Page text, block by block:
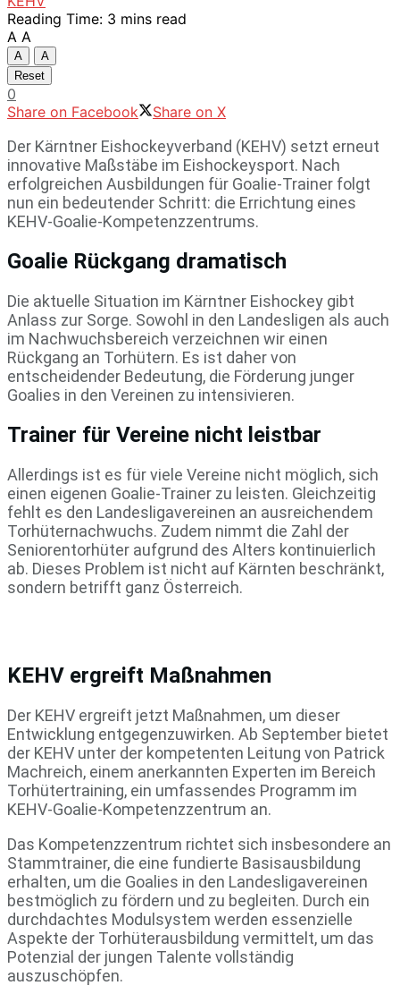
Reading Time: 3 mins read
A A
A
A
Reset
0
Share on Facebook
Share on X
Der Kärntner Eishockeyverband (KEHV) setzt erneut
innovative Maßstäbe im Eishockeysport. Nach
erfolgreichen Ausbildungen für Goalie-Trainer folgt
nun ein bedeutender Schritt: die Errichtung eines
KEHV-Goalie-Kompetenzzentrums.
Goalie Rückgang dramatisch
Die aktuelle Situation im Kärntner Eishockey gibt
Anlass zur Sorge. Sowohl in den Landesligen als auch
im Nachwuchsbereich verzeichnen wir einen
Rückgang an Torhütern. Es ist daher von
entscheidender Bedeutung, die Förderung junger
Goalies in den Vereinen zu intensivieren.
Trainer für Vereine nicht leistbar
Allerdings ist es für viele Vereine nicht möglich, sich
einen eigenen Goalie-Trainer zu leisten. Gleichzeitig
fehlt es den Landesligavereinen an ausreichendem
Torhüternachwuchs. Zudem nimmt die Zahl der
Seniorentorhüter aufgrund des Alters kontinuierlich
ab. Dieses Problem ist nicht auf Kärnten beschränkt,
sondern betrifft ganz Österreich.
KEHV ergreift Maßnahmen
Der KEHV ergreift jetzt Maßnahmen, um dieser
Entwicklung entgegenzuwirken. Ab September bietet
der KEHV unter der kompetenten Leitung von Patrick
Machreich, einem anerkannten Experten im Bereich
Torhütertraining, ein umfassendes Programm im
KEHV-Goalie-Kompetenzzentrum an.
Das Kompetenzzentrum richtet sich insbesondere an
Stammtrainer, die eine fundierte Basisausbildung
erhalten, um die Goalies in den Landesligavereinen
bestmöglich zu fördern und zu begleiten. Durch ein
durchdachtes Modulsystem werden essenzielle
Aspekte der Torhüterausbildung vermittelt, um das
Potenzial der jungen Talente vollständig
auszuschöpfen.